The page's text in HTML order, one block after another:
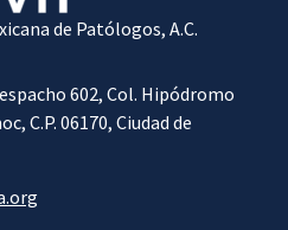
de Patólogos, A.C.
602, Col. Hipódromo
C.P. 06170, Ciudad de